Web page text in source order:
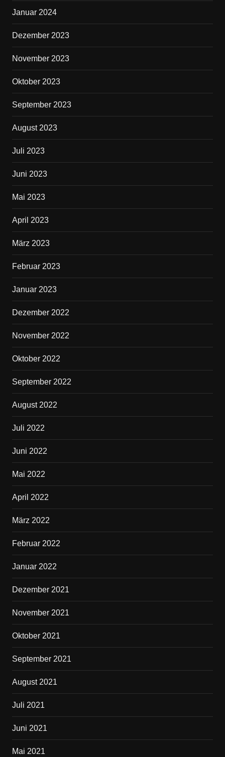
Januar 2024
Dezember 2023
November 2023
Oktober 2023
September 2023
August 2023
Juli 2023
Juni 2023
Mai 2023
April 2023
März 2023
Februar 2023
Januar 2023
Dezember 2022
November 2022
Oktober 2022
September 2022
August 2022
Juli 2022
Juni 2022
Mai 2022
April 2022
März 2022
Februar 2022
Januar 2022
Dezember 2021
November 2021
Oktober 2021
September 2021
August 2021
Juli 2021
Juni 2021
Mai 2021